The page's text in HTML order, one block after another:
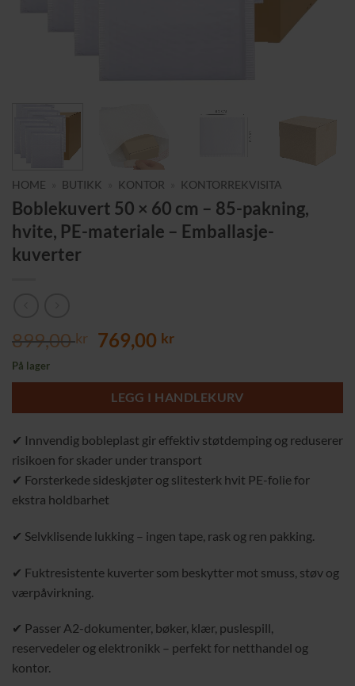
HOME BUTIKK KONTOR KONTORREKVISITA
Boblekuvert 50 × 60 cm – 85-pakning,
hvite, PE-materiale – Emballasje-
kuverter
899,00kr Opprinnelig
var:
899,00 kr.
769,00 krNåværende
er:
769,00 kr.
På lager
LEGG I HANDLEKURV
✔ Innvendig bobleplast gir effektiv støtdemping og reduserer
risikoen for skader under transport
✔ Forsterkede sideskjøter og slitesterk hvit PE-folie for
ekstra holdbarhet
✔ Selvklisende lukking – ingen tape, rask og ren pakking.
✔ Fuktresistente kuverter som beskytter mot smuss, støv og
værpåvirkning.
✔ Passer A2-dokumenter, bøker, klær, puslespill,
reservedeler og elektronikk – perfekt for netthandel og
kontor.